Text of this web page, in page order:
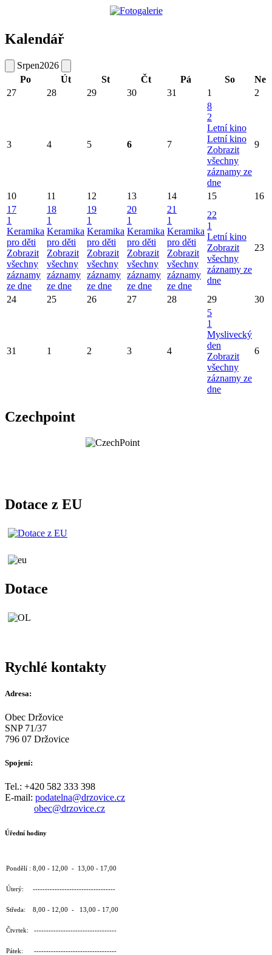
Kalendář
Srpen2026
Po
Út St Čt Pá So
Ne
27
28 29 30 31 1 2
3 4 5 6 7
8
2
Letní kino
Letní kino
Zobrazit
všechny
záznamy ze
dne
9
10 11 12 13 14 15
16
17
1
Keramika
pro děti
Zobrazit
všechny
záznamy
ze dne
18
1
Keramika
pro děti
Zobrazit
všechny
záznamy
ze dne
19
1
Keramika
pro děti
Zobrazit
všechny
záznamy
ze dne
20
1
Keramika
pro děti
Zobrazit
všechny
záznamy
ze dne
21
1
Keramika
pro děti
Zobrazit
všechny
záznamy
ze dne
22
1
Letní kino
Zobrazit
všechny
záznamy ze
dne
23
24 25 26 27 28 29 30
31 1 2 3 4
5
1
Myslivecký
den
Zobrazit
všechny
záznamy ze
dne
6
Czechpoint
Dotace z EU
Dotace
Rychlé kontakty
Adresa:
Obec Držovice
SNP 71/37
796 07 Držovice
Spojení:
Tel.: +420 582 333 398
E-mail: podatelna@drzovice.cz
obec@drzovice.cz
Úřední hodiny
Pondělí : 8,00 - 12,00 - 13,00 - 17,00
Úterý: ----------------------------------
Středa: 8,00 - 12,00 - 13,00 - 17,00
Čtvrtek: ----------------------------------
Pátek: ----------------------------------